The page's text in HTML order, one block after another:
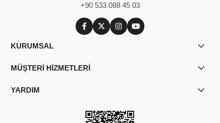
+90 533 088 45 03
KURUMSAL
MÜŞTERİ HİZMETLERİ
YARDIM